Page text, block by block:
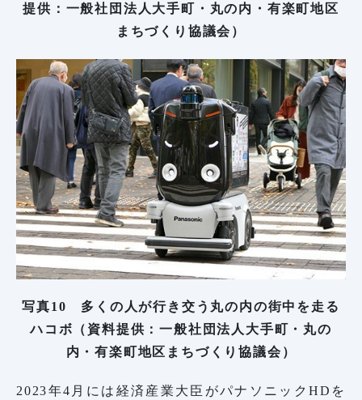
提供：一般社団法人大手町・丸の内・有楽町地区
まちづくり協議会）
写真10 多くの人が行き交う丸の内の街中を走る
ハコボ（資料提供：一般社団法人大手町・丸の
内・有楽町地区まちづくり協議会）
2023年4月には経済産業大臣がパナソニックHDを